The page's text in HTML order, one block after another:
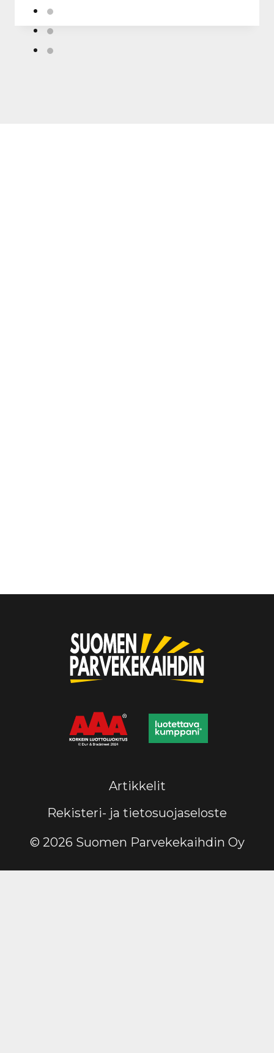
Artikkelit
Rekisteri- ja tietosuojaseloste
© 2026 Suomen Parvekekaihdin Oy